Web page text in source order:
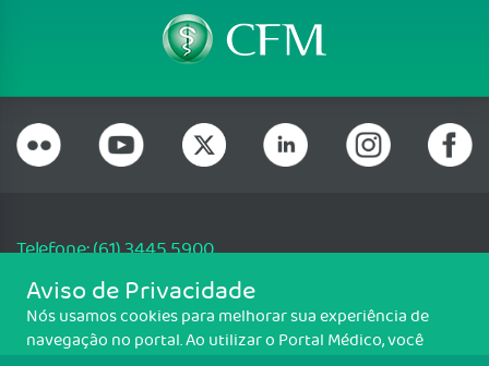
Telefone: (61) 3445 5900
Email: cfm@portalmedico.org.br
SGAS 616, Conjunto D, Lote 115, L2 Sul, Brasília/DF - CEP: 70200-760 -
CNPJ: 33.583.550/0001-30
Aviso de Privacidade
Nós usamos cookies para melhorar sua experiência de
navegação no portal. Ao utilizar o Portal Médico, você